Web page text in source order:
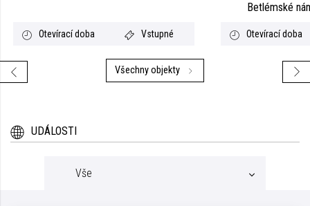
Otevírací doba Vstupné
Betlémské
Otevírací doba
Všechny objekty
UDÁLOSTI
Vše